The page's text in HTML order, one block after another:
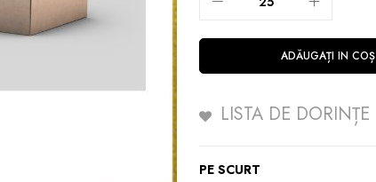
ADĂUGAȚI IN COȘ
LISTA DE DORINȚE
PE SCURT